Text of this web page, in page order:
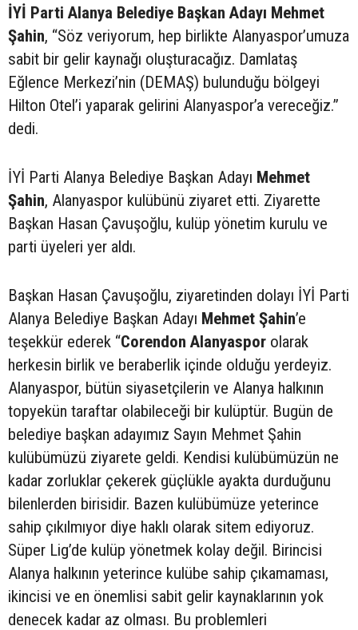
İYİ Parti Alanya Belediye Başkan Adayı Mehmet
Şahin, “Söz veriyorum, hep birlikte Alanyaspor’umuza
sabit bir gelir kaynağı oluşturacağız. Damlataş
Eğlence Merkezi’nin (DEMAŞ) bulunduğu bölgeyi
Hilton Otel’i yaparak gelirini Alanyaspor’a vereceğiz.”
dedi.
İYİ Parti Alanya Belediye Başkan Adayı Mehmet
Şahin, Alanyaspor kulübünü ziyaret etti. Ziyarette
Başkan Hasan Çavuşoğlu, kulüp yönetim kurulu ve
parti üyeleri yer aldı.
Başkan Hasan Çavuşoğlu, ziyaretinden dolayı İYİ Parti
Alanya Belediye Başkan Adayı Mehmet Şahin’e
teşekkür ederek “Corendon Alanyaspor olarak
herkesin birlik ve beraberlik içinde olduğu yerdeyiz.
Alanyaspor, bütün siyasetçilerin ve Alanya halkının
topyekün taraftar olabileceği bir kulüptür. Bugün de
belediye başkan adayımız Sayın Mehmet Şahin
kulübümüzü ziyarete geldi. Kendisi kulübümüzün ne
kadar zorluklar çekerek güçlükle ayakta durduğunu
bilenlerden birisidir. Bazen kulübümüze yeterince
sahip çıkılmıyor diye haklı olarak sitem ediyoruz.
Süper Lig’de kulüp yönetmek kolay değil. Birincisi
Alanya halkının yeterince kulübe sahip çıkamaması,
ikincisi ve en önemlisi sabit gelir kaynaklarının yok
denecek kadar az olması. Bu problemleri